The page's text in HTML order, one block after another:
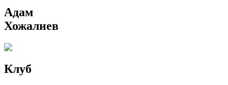
Адам
Хожалиев
Клуб